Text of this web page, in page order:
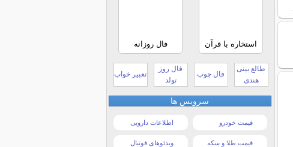
استخاره با قرآن فال روزانه
طالع بینی
هندی
فال چوب
فال روز
تولد
تعبیر خواب
سرویس ها
قیمت خودرو اطلاعات دارویی
قیمت طلا و سکه ویدئوهای فوتبال